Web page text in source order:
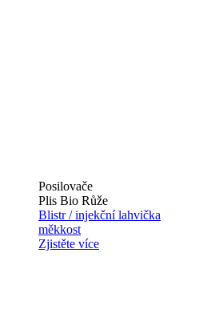
Posilovače
Plis Bio Růže
Blistr / injekční lahvička
měkkost
Zjistěte více